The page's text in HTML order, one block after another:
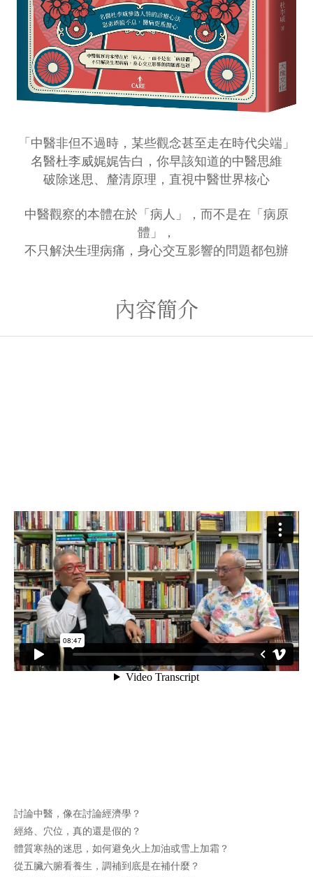
「中醫非但不過時，某些觀念甚至走在時代尖端」
名醫杜李威娓娓告白，你早該知道的中醫思維
破除迷思、釐清原理，直視中醫世界核心
中醫觀察的本體在於「病人」，而不是在「病原
體」，
不只解決生理病痛，身心交互影響的問題都包辦
內容簡介
討論中醫，像在討論經濟學？
經絡、穴位，真的還是假的？
體質寒熱的迷思，如何避免火上加油或雪上加霜？
從五臟六腑看養生，調補到底是在補什麼？